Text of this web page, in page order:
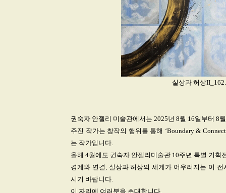
실상과 허상
권숙자 안젤리 미술관에서는 2025년 8월 16일부터 8
주진 작가는 창작의 행위를 통해 ‘Boundary &
는 작가입니다.
올해 4월에도 권숙자 안젤리미술관 10주년 특별 기
경계와 연결, 실상과 허상의 세계가 어우러지는 이 전
시기 바랍니다.
이 자리에 여러분을 초대합니다.